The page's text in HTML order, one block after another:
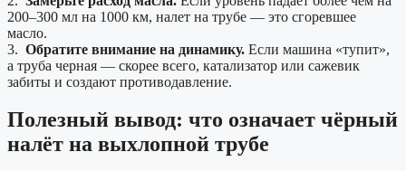
200–300 мл на 1000 км, налет на трубе — это сгоревшее
масло.
3. Обратите внимание на динамику. Если машина «тупит»,
а труба черная — скорее всего, катализатор или сажевик
забиты и создают противодавление.
Полезный вывод: что означает чёрный
налёт на выхлопной трубе